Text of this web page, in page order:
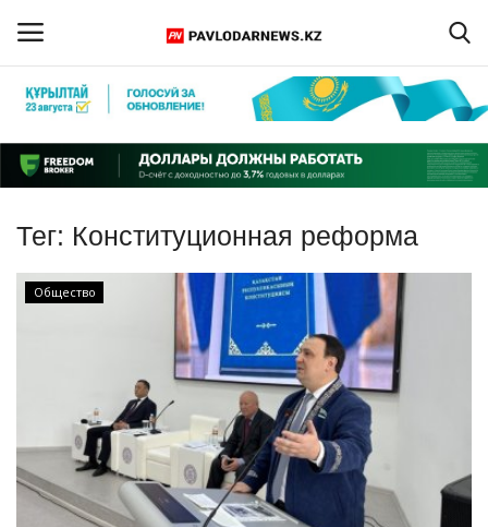
Регистрация
Главная
Обратная связь
ПАВЛОДАРСКАЯ ОБЛАСТЬ
СПЕЦПРОЕКТЫ
Тег: Конституционная реформа
Общество